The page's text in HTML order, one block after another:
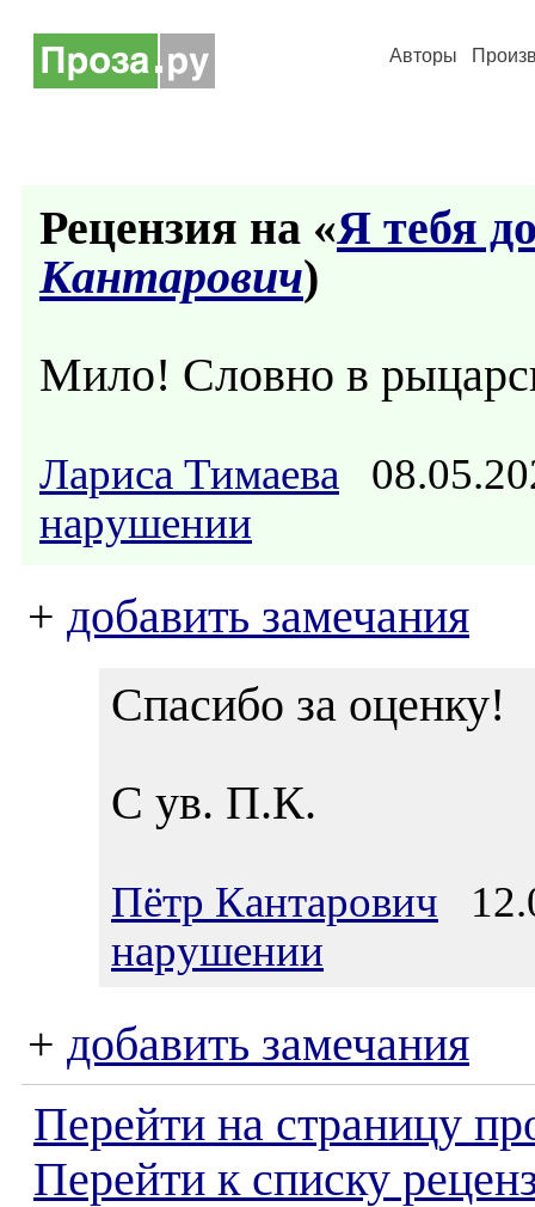
Авторы
Рецензия на «Я тебя
Кантарович)
Мило! Словно в
Лариса Тимаева
нарушении
+ добавить замечания
Спасибо за оценку!
С ув. П.К.
Пётр Кантарович
нарушении
+ добавить замечания
Перейти на страницу
Перейти к списку